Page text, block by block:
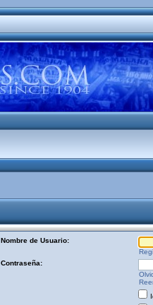
Nombre de Usuario:
Contraseña: